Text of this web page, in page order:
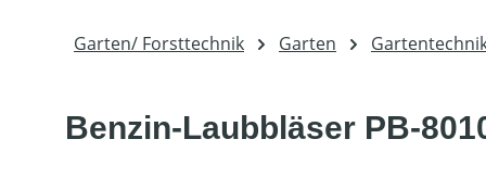
Garten/ Forsttechnik Garten
Benzin-Laubbläser PB-